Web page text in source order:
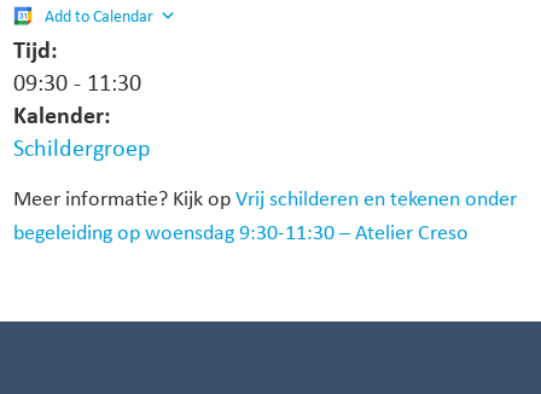
Add to Calendar
Tijd:
09:30- 11:30
Kalender:
Schildergroep
Meer informatie? Kijk opVrij schilderen en tekenen onder
begeleiding op woensdag 9:30-11:30 – Atelier Creso